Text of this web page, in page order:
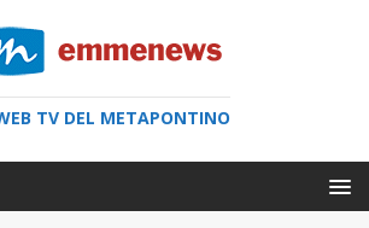
TV DEL METAPONTINO